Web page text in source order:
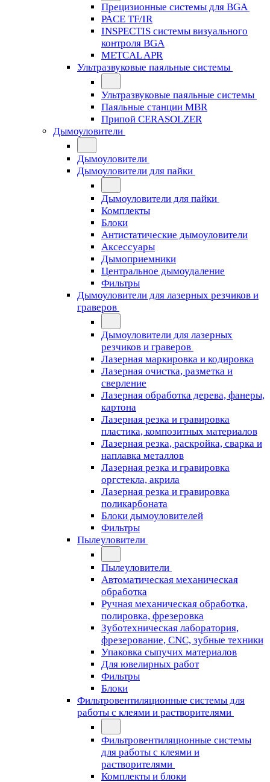
Прецизионные системы для BGA
PACE TF/IR
INSPECTIS системы визуального
контроля BGA
METCAL APR
Ультразвуковые паяльные системы
Ультразвуковые паяльные системы
Паяльные станции MBR
Припой CERASOLZER
Дымоуловители
Дымоуловители
Дымоуловители для пайки
Дымоуловители для пайки
Комплекты
Блоки
Антистатические дымоуловители
Аксессуары
Дымоприемники
Центральное дымоудаление
Фильтры
Дымоуловители для лазерных резчиков и
граверов
Дымоуловители для лазерных
резчиков и граверов
Лазерная маркировка и кодировка
Лазерная очистка, разметка и
сверление
Лазерная обработка дерева, фанеры,
картона
Лазерная резка и гравировка
пластика, композитных материалов
Лазерная резка, раскройка, сварка и
наплавка металлов
Лазерная резка и гравировка
оргстекла, акрила
Лазерная резка и гравировка
поликарбоната
Блоки дымоуловителей
Фильтры
Пылеуловители
Пылеуловители
Автоматическая механическая
обработка
Ручная механическая обработка,
полировка, фрезеровка
Зуботехническая лаборатория,
фрезерование, CNC, зубные техники
Упаковка сыпучих материалов
Для ювелирных работ
Фильтры
Блоки
Фильтровентиляционные системы для
работы с клеями и растворителями
Фильтровентиляционные системы
для работы с клеями и
растворителями
Комплекты и блоки